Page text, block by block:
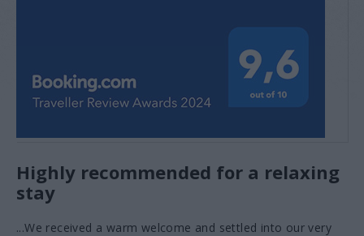
Highly recommended for a relaxing
stay
...We received a warm welcome and settled into our very